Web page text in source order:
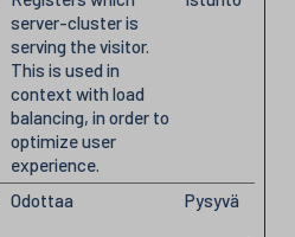
server-cluster is
serving the visitor.
This is used in
context with load
balancing, in order to
optimize user
experience.
Odottaa Pysyvä